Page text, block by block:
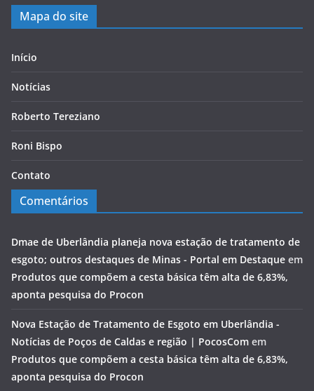
Mapa do site
Início
Notícias
Roberto Tereziano
Roni Bispo
Contato
Comentários
Dmae de Uberlândia planeja nova estação de tratamento de
esgoto; outros destaques de Minas - Portal em Destaque em
Produtos que compõem a cesta básica têm alta de 6,83%,
aponta pesquisa do Procon
Nova Estação de Tratamento de Esgoto em Uberlândia -
Notícias de Poços de Caldas e região | PocosCom em
Produtos que compõem a cesta básica têm alta de 6,83%,
aponta pesquisa do Procon